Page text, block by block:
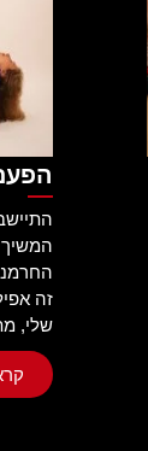
המשיך
זה
שלי,